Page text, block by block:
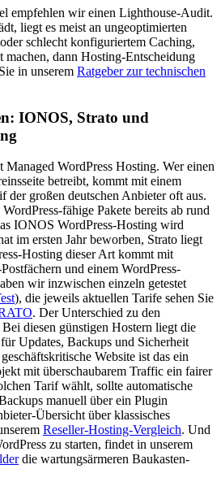
empfehlen wir einen Lighthouse-Audit.
liegt es meist an ungeoptimierten
schlecht konfiguriertem Caching,
machen, dann Hosting-Entscheidung
in unserem Ratgeber zur technischen
IONOS, Strato und
WordPress Hosting. Wer einen
betreibt, kommt mit einem
der großen deutschen Anbieter oft aus.
WordPress-fähige Pakete bereits ab rund
IONOS WordPress-Hosting wird
im ersten Jahr beworben, Strato liegt
Hosting dieser Art kommt mit
und einem WordPress-
wir inzwischen einzeln getestet
), die jeweils aktuellen Tarife sehen Sie
. Der Unterschied zu den
diesen günstigen Hostern liegt die
Updates, Backups und Sicherheit
Website ist das ein
mit überschaubarem Traffic ein fairer
Tarif wählt, sollte automatische
manuell über ein Plugin
Übersicht über klassisches
Reseller-Hosting-Vergleich. Und
zu starten, findet in unserem
die wartungsärmeren Baukasten-